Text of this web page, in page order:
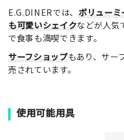
E.G.DINERでは、 ボリュー
も可愛いシェイクなどが人気
で食事も満喫できます。
サーフショップもあり、サー
売されています。
使用可能用具